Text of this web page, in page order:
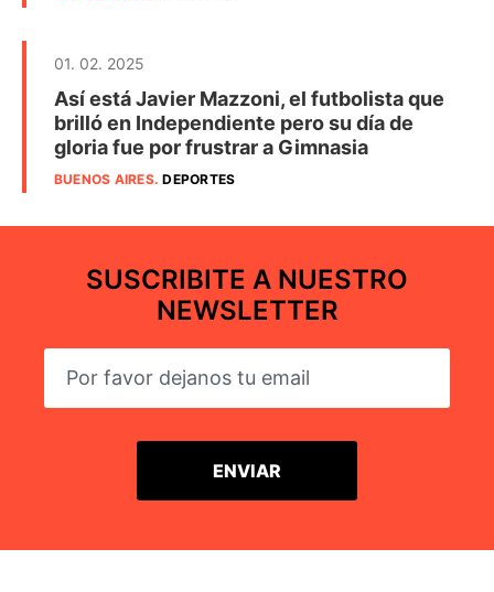
01. 02. 2025
Así está Javier Mazzoni, el futbolista que
brilló en Independiente pero su día de
gloria fue por frustrar a Gimnasia
BUENOS AIRES.DEPORTES
SUSCRIBITE A NUESTRO
NEWSLETTER